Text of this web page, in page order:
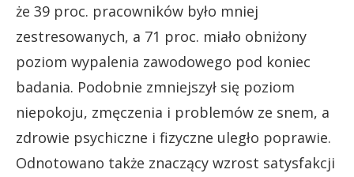
że 39 proc. pracowników było mniej
zestresowanych, a 71 proc. miało obniżony
poziom wypalenia zawodowego pod koniec
badania. Podobnie zmniejszył się poziom
niepokoju, zmęczenia i problemów ze snem, a
zdrowie psychiczne i fizyczne uległo poprawie.
Odnotowano także znaczący wzrost satysfakcji